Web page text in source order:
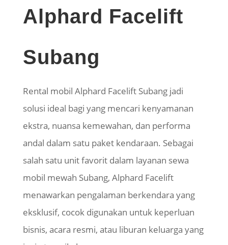
Alphard Facelift
Subang
Rental mobil Alphard Facelift Subang jadi
solusi ideal bagi yang mencari kenyamanan
ekstra, nuansa kemewahan, dan performa
andal dalam satu paket kendaraan. Sebagai
salah satu unit favorit dalam layanan sewa
mobil mewah Subang, Alphard Facelift
menawarkan pengalaman berkendara yang
eksklusif, cocok digunakan untuk keperluan
bisnis, acara resmi, atau liburan keluarga yang